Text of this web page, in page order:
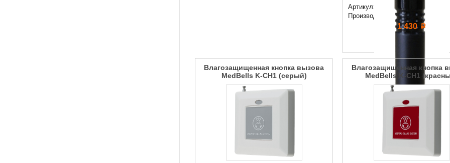
Артикул: 74 014
Производитель: iBells
1 430 p
Влагозащищенная кнопка вызова
MedBells K-CH1 (серый)
Влагозащищенная кнопка
MedBells K-CH1